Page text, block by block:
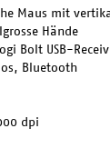
Maus mit
Hände
Bolt USB-
Bluetooth
dpi